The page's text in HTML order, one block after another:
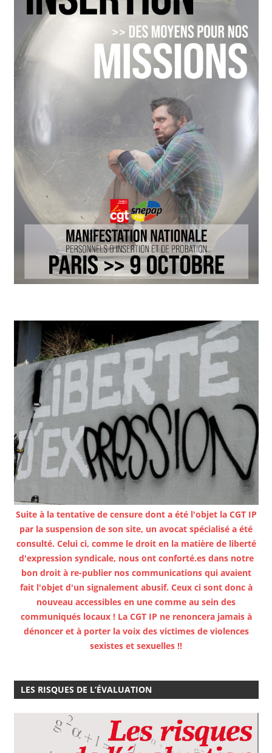
Suite à la tentative de censure dont a été l'objet la CGT IP
par la suspension de son site, un avocat spécialisé a été
consulté. Celui ci, comme le droit en la matière de liberté
d'expression syndicale, nous ont conforté.es dans notre
bon droit à re-publier nos communications qui avaient
fait l'objet d'un signalement abusif. Ceux ci sont donc à
nouveau accessibles en une comme au sein des
communiqués locaux ! La CGT IP ne renoncera jamais à
dénoncer et à porter la voix des victimes de violences
sexistes et sexuelles !!
LES RISQUES DE L’ÉVALUATION